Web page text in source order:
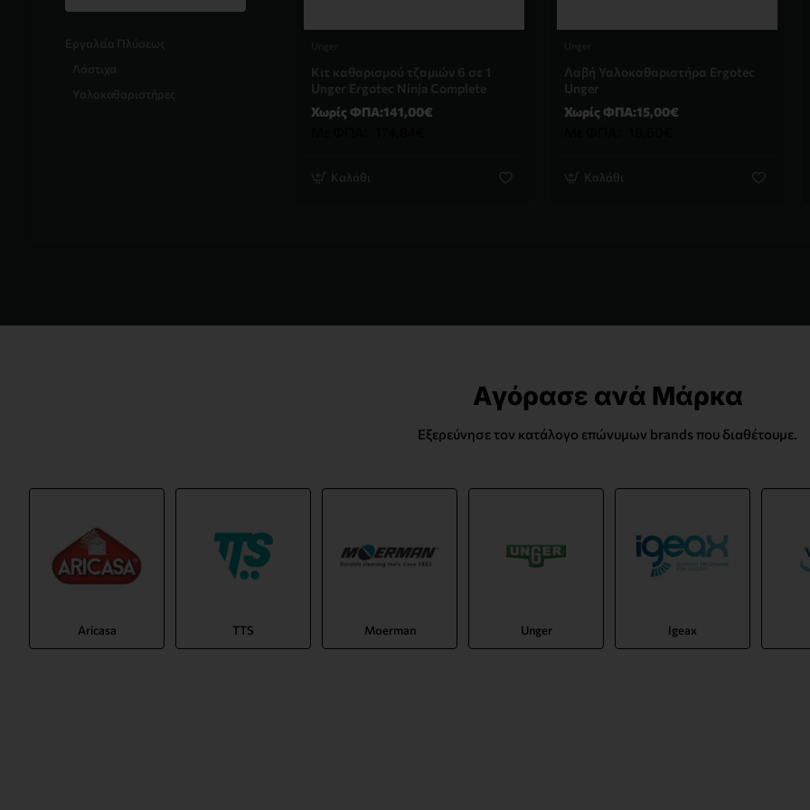
Κιτ καθαρισμού τζαμιών 6 σε 1
Unger Ergotec Ninja Complete
Χωρίς ΦΠΑ:141,00€
Καλάθι
Λαβή Υαλοκαθαριστήρα Ergotec
Unger
Χωρίς ΦΠΑ:15,00€
Καλάθι
Αγόρασε ανά Μάρκα
Εξερεύνησε τον κατάλογο επώνυμων brands που διαθέτουμε.
Aricasa TTS Moerman Unger Igeax